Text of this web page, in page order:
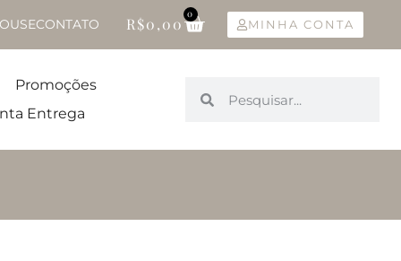
CONTATO R$0,00
0
MINHA CONTA
Promoções
Entrega